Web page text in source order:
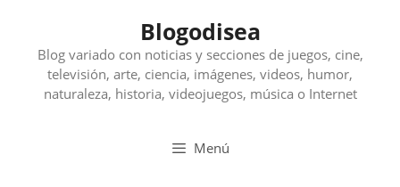
contenido
Blogodisea
Blog variado con noticias y secciones de juegos, cine,
televisión, arte, ciencia, imágenes, videos, humor,
naturaleza, historia, videojuegos, música o Internet
Menú